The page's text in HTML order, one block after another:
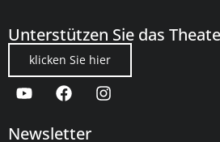
Unterstützen Sie das
klicken Sie hier
Newsletter